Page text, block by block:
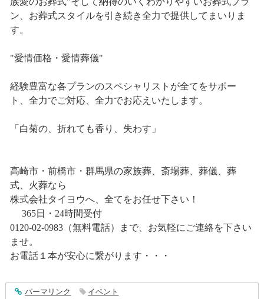
ン、お葬式スタイルを引き続き全力で提供してまいりま
す。
"愛情価格・愛情葬儀"
経験豊富な各プランのスペシャリストが全てをサポー
ト、全力でご対応、全力でお応えいたします。
「白菊の、折れても香り、失わす」
高崎市・前橋市・群馬県の家族葬、斎場葬、葬儀、葬
式、火葬なら
株式会社タイヨウへ、全てをお任せ下さい！
365日・24時間受付
0120-02-0983（無料電話）まで、お気軽にご連絡を下さい
ませ。
お電話１本が安心に繋がります・・・
entry1189
パーマリンク イベント